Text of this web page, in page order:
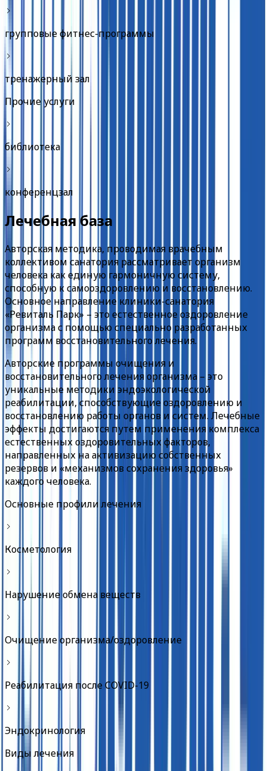
групповые фитнес-программы
тренажерный зал
Прочие услуги
библиотека
конференцзал
Лечебная база
Авторская методика, проводимая врачебным
коллективом санатория рассматривает организм
человека как единую гармоничную систему,
способную к самооздоровлению и восстановлению.
Основное направление клиники-санатория
«Ревиталь Парк» – это естественное оздоровление
организма с помощью специально разработанных
программ восстановительного лечения.
Авторские программы очищения и
восстановительного лечения организма – это
уникальные методики эндоэкологической
реабилитации, способствующие оздоровлению и
восстановлению работы органов и систем. Лечебные
эффекты достигаются путем применения комплекса
естественных оздоровительных факторов,
направленных на активизацию собственных
резервов и «механизмов сохранения здоровья»
каждого человека.
Основные профили лечения
Косметология
Нарушение обмена веществ
Очищение организма/оздоровление
Реабилитация после COVID-19
Эндокринология
Виды лечения